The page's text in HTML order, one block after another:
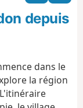
l
a
i
g
depuis
dans le
la région